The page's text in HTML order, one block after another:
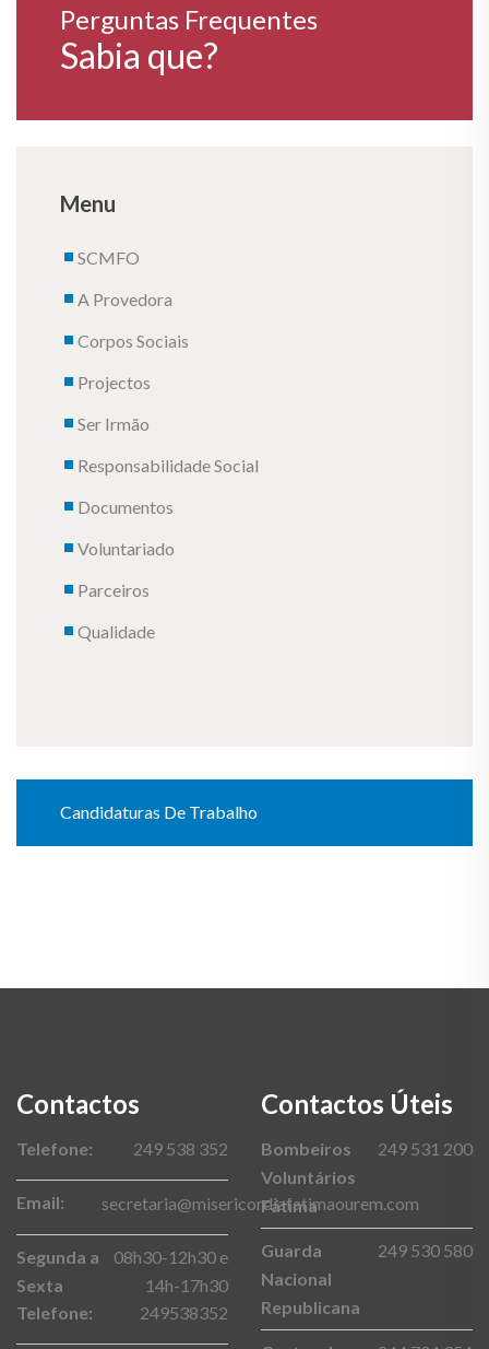
Perguntas Frequentes
Sabia que?
Menu
SCMFO
A Provedora
Corpos Sociais
Projectos
Ser Irmão
Responsabilidade Social
Documentos
Voluntariado
Parceiros
Qualidade
Candidaturas De Trabalho
Contactos
Telefone: 249 538 352
Email: secretaria@misericordiafatimaourem.com
Segunda a
Sexta
08h30-12h30 e
14h-17h30
Telefone:
249538352
Contactos Úteis
Bombeiros
Voluntários
Fátima
249 531 200
Guarda
Nacional
Republicana
249 530 580